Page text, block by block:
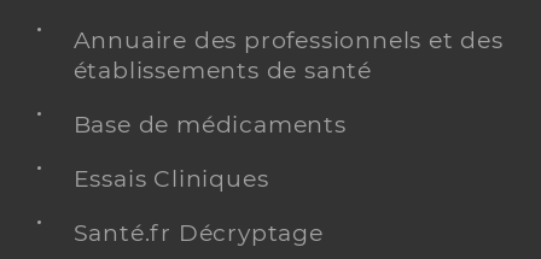
Annuaire des professionnels et des
établissements de santé
Base de médicaments
Essais Cliniques
Santé.fr Décryptage